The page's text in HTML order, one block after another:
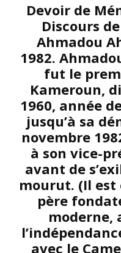
Devoir de
Discours
Ahmadou
1982.
fut le
Kameroun,
1960, année
jusqu’à sa
novembre
à son vice-
avant de
mourut. (Il est
père
moderne,
avec le